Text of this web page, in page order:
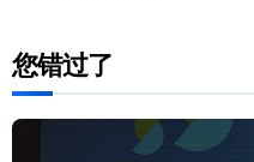
您错过了